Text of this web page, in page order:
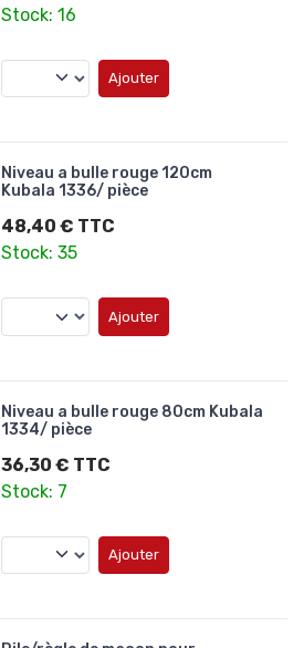
Stock: 16
Ajouter
Niveau a bulle rouge 120cm
Kubala 1336/ pièce
48,40 € TTC
Stock: 35
Ajouter
Niveau a bulle rouge 80cm Kubala
1334/ pièce
36,30 € TTC
Stock: 7
Ajouter